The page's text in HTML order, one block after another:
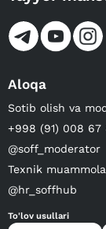
Aloqa
Sotib olish va
+998 (91) 008 67
@soff_moderator
Texnik
@hr_soffhub
To'lov usullari